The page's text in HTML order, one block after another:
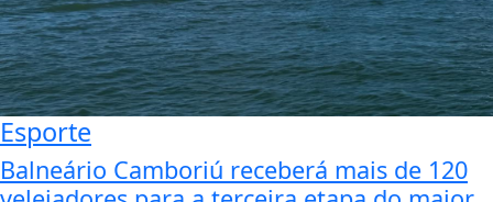
Esporte
Balneário Camboriú receberá mais de 120